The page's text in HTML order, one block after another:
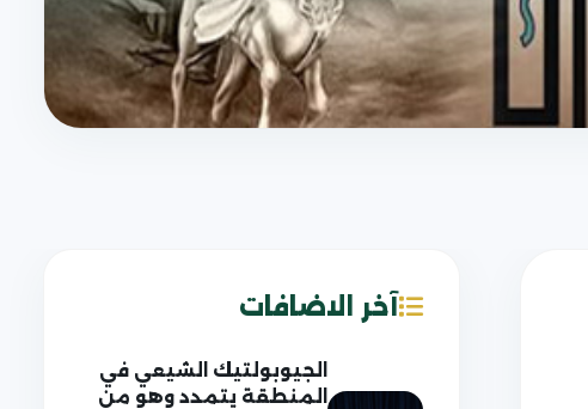
آخر الاضافات
الجيوبولتيك الشيعي في
المنطقة يتمدد وهو من